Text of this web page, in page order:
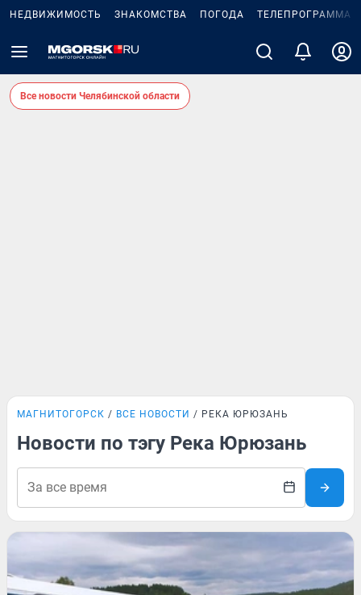
НЕДВИЖИМОСТЬ ЗНАКОМСТВА ПОГОДА ТЕЛЕПРОГРАММА
Все новости Челябинской области
МАГНИТОГОРСК ВСЕ НОВОСТИ РЕКА ЮРЮЗАНЬ
Новости по тэгу Река Юрюзань